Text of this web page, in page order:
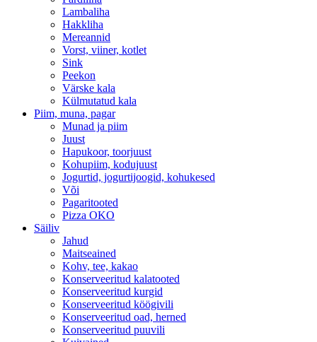
Lambaliha
Hakkliha
Mereannid
Vorst, viiner, kotlet
Sink
Peekon
Värske kala
Külmutatud kala
Piim, muna, pagar
Munad ja piim
Juust
Hapukoor, toorjuust
Kohupiim, kodujuust
Jogurtid, jogurtijoogid, kohukesed
Või
Pagaritooted
Pizza OKO
Säiliv
Jahud
Maitseained
Kohv, tee, kakao
Konserveeritud kalatooted
Konserveeritud kurgid
Konserveeritud köögivili
Konserveeritud oad, herned
Konserveeritud puuvili